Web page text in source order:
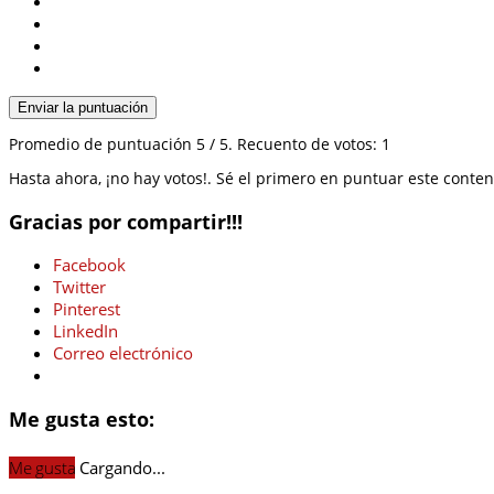
Enviar la puntuación
Promedio de puntuación 5 / 5. Recuento de votos: 1
Hasta ahora, ¡no hay votos!. Sé el primero en puntuar este
Gracias por compartir!!!
Facebook
Twitter
Pinterest
LinkedIn
Correo electrónico
Me gusta esto:
Me gusta Cargando...